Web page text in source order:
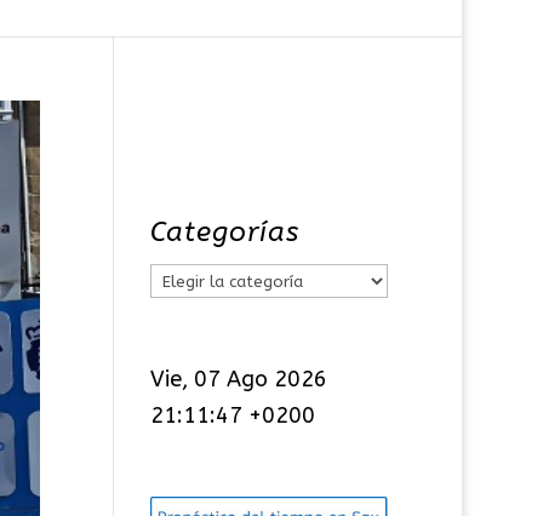
Categorías
C
e
g
r
Vie, 07 Ago 2026
21:11:48 +0200